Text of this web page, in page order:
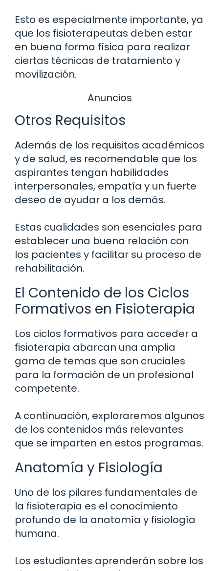
Esto es especialmente importante, ya
que los fisioterapeutas deben estar
en buena forma física para realizar
ciertas técnicas de tratamiento y
movilización.
Anuncios
Otros Requisitos
Además de los requisitos académicos
y de salud, es recomendable que los
aspirantes tengan habilidades
interpersonales, empatía y un fuerte
deseo de ayudar a los demás.
Estas cualidades son esenciales para
establecer una buena relación con
los pacientes y facilitar su proceso de
rehabilitación.
El Contenido de los Ciclos
Formativos en Fisioterapia
Los ciclos formativos para acceder a
fisioterapia abarcan una amplia
gama de temas que son cruciales
para la formación de un profesional
competente.
A continuación, exploraremos algunos
de los contenidos más relevantes
que se imparten en estos programas.
Anatomía y Fisiología
Uno de los pilares fundamentales de
la fisioterapia es el conocimiento
profundo de la anatomía y fisiología
humana.
Los estudiantes aprenderán sobre los